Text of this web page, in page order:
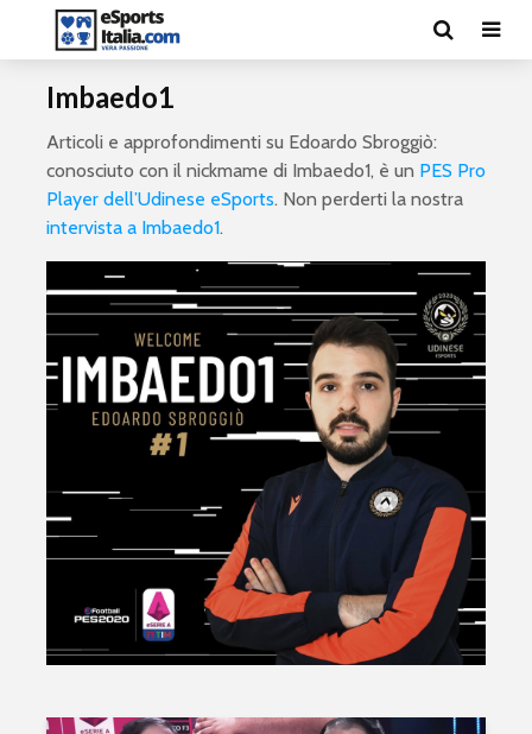
Imbaedo1
Articoli e approfondimenti su Edoardo Sbroggiò:
conosciuto con il nickmame di Imbaedo1, è un PES Pro
Player dell’Udinese eSports. Non perderti la nostra
intervista a Imbaedo1.